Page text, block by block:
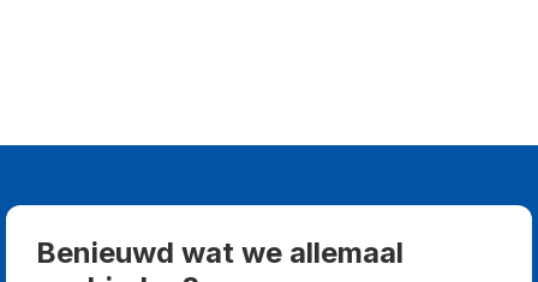
Benieuwd wat we allemaal